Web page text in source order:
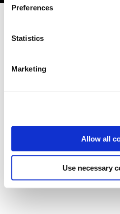
Preferences
Statistics
Marketing
Allow all
Use necessary